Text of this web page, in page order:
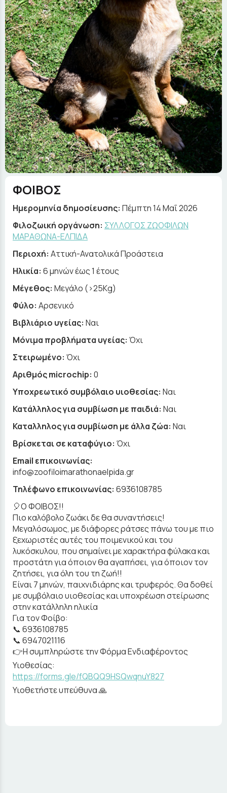
ΦΟΙΒΟΣ
Ημερομηνία δημοσίευσης: Πέμπτη 14 Μαΐ 2026
Φιλοζωική οργάνωση: ΣΥΛΛΟΓΟΣ ΖΩΟΦΙΛΩΝ
ΜΑΡΑΘΩΝΑ-ΕΛΠΙΔΑ
Περιοχή: Αττική-Ανατολικά Προάστεια
Ηλικία: 6 μηνών έως 1 έτους
Μέγεθος: Μεγάλο (>25Kg)
Φύλο: Αρσενικό
Βιβλιάριο υγείας: Ναι
Μόνιμα προβλήματα υγείας: Όχι
Στειρωμένο: Όχι
Αριθμός microchip: 0
Υποχρεωτικό συμβόλαιο υιοθεσίας: Ναι
Κατάλληλος για συμβίωση με παιδιά: Ναι
Καταλληλος για συμβίωση με άλλα ζώα: Ναι
Βρίσκεται σε καταφύγιο: Όχι
Email επικοινωνίας:
info@zoofiloimarathonaelpida.gr
Τηλέφωνο επικοινωνίας: 6936108785
🎈Ο ΦΟΙΒΟΣ!!
Πιο καλόβολο ζωάκι δε θα συναντήσεις!
Μεγαλόσωμος, με διάφορες ράτσες πάνω του με πιο
ξεχωριστές αυτές του ποιμενικού και του
λυκόσκυλου, που σημαίνει με χαρακτήρα φύλακα και
προστάτη για όποιον θα αγαπήσει, για όποιον τον
ζητήσει, για όλη του τη ζωή!!
Είναι 7 μηνών, παιχνιδιάρης και τρυφερός. Θα δοθεί
με συμβόλαιο υιοθεσίας και υποχρέωση στείρωσης
στην κατάλληλη ηλικία
Για τον Φοίβο:
📞 6936108785
📞 6947021116
👉Η συμπληρώστε την Φόρμα Ενδιαφέροντος
Υιοθεσίας:
https://forms.gle/fQBQQ9HSQwqnuY827
Υιοθετήστε υπεύθυνα 🙏